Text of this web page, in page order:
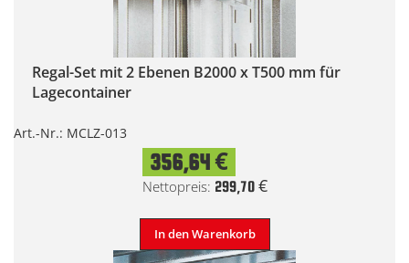
Regal-Set mit 2 Ebenen B2000 x T500 mm für
Lagecontainer
Art.-Nr.: MCLZ-013
356,64 €
299,70 €
In den Warenkorb